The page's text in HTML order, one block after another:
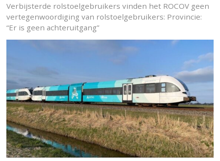
Verbijsterde rolstoelgebruikers vinden het ROCOV geen
vertegenwoordiging van rolstoelgebruikers: Provincie:
“Er is geen achteruitgang”